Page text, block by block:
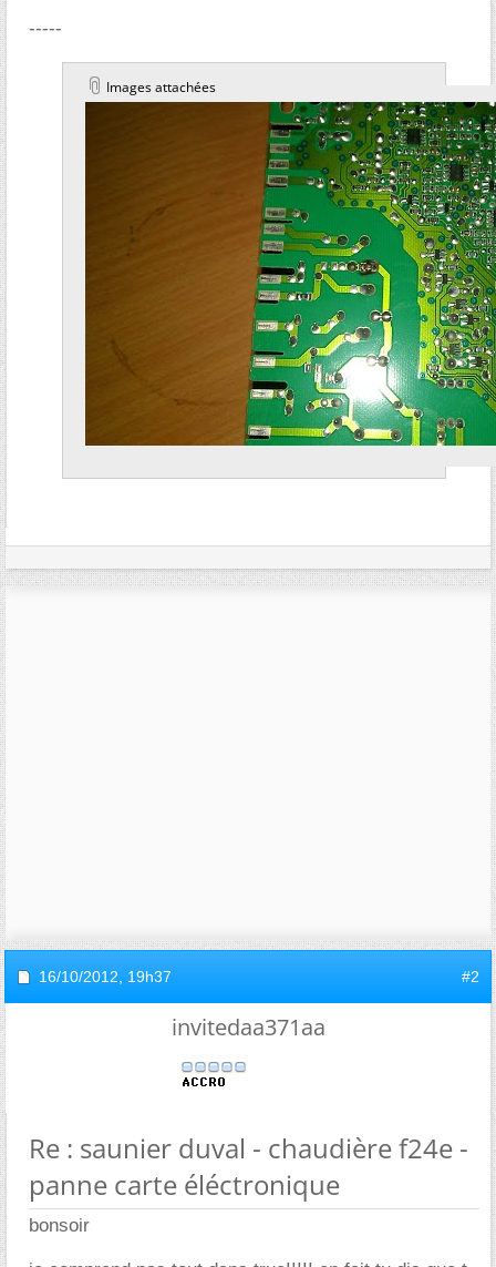
-----
Images attachées
16/10/2012, 19h37 #2
invitedaa371aa
Re : saunier duval - chaudière f24e -
panne carte éléctronique
bonsoir